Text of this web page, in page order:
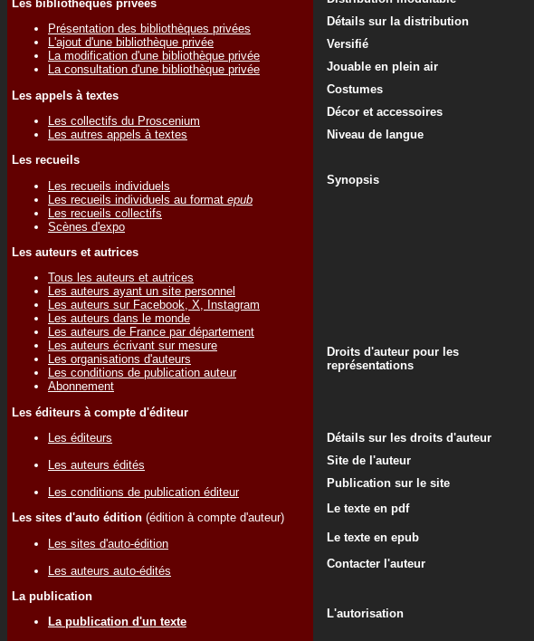
Les bibliothèques privées
Présentation des bibliothèques privées
L'ajout d'une bibliothèque privée
La modification d'une bibliothèque privée
La consultation d'une bibliothèque privée
Les appels à textes
Les collectifs du Proscenium
Les autres appels à textes
Les recueils
Les recueils individuels
Les recueils individuels au format epub
Les recueils collectifs
Scènes d'expo
Les auteurs et autrices
Tous les auteurs et autrices
Les auteurs ayant un site personnel
Les auteurs sur Facebook, X, Instagram
Les auteurs dans le monde
Les auteurs de France par département
Les auteurs écrivant sur mesure
Les organisations d'auteurs
Les conditions de publication auteur
Abonnement
Les éditeurs à compte d'éditeur
Les éditeurs
Les auteurs édités
Les conditions de publication éditeur
Les sites d'auto édition (édition à compte d'auteur)
Les sites d'auto-édition
Les auteurs auto-édités
La publication
La publication d'un texte
Détails sur la distribution
Versifié
Jouable en plein air
Costumes
Décor et accessoires
Niveau de langue
Synopsis
Droits d'auteur pour les
représentations
Détails sur les droits d'auteur
Site de l'auteur
Publication sur le site
Le texte en pdf
Le texte en epub
Contacter l'auteur
L'autorisation